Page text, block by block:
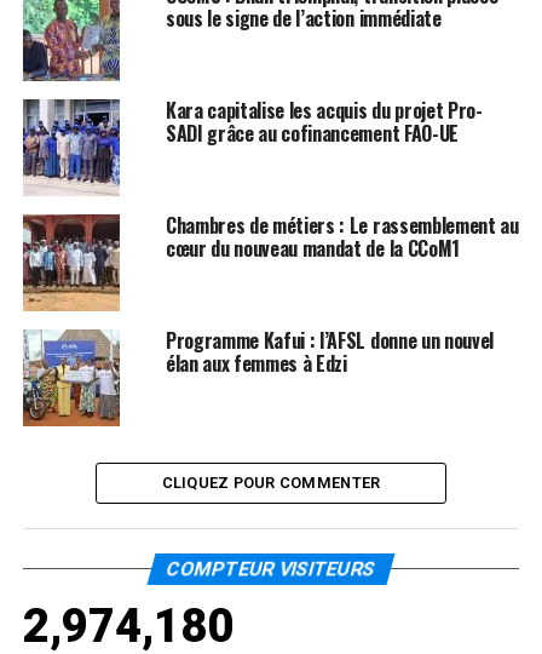
sous le signe de l’action immédiate
Kara capitalise les acquis du projet Pro-
SADI grâce au cofinancement FAO-UE
Chambres de métiers : Le rassemblement au
cœur du nouveau mandat de la CCoM1
Programme Kafui : l’AFSL donne un nouvel
élan aux femmes à Edzi
CLIQUEZ POUR COMMENTER
COMPTEUR VISITEURS
2,974,180